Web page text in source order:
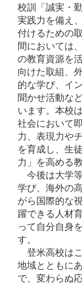
校訓「誠実・
実践力を備え
付けるための
間においては
の教育資源を
向けた取組、
的な学び、イ
聞かせ活動な
います。本校
社会において
力、表現力や
を育成し、生
力」を高める
今後は大学
学び、海外の
がら国際的な
躍できる人材
って自分自身
す。
登米高校は
地域とともに
で、変わらぬ